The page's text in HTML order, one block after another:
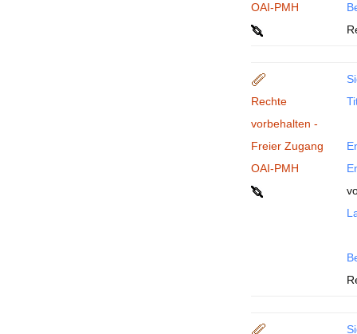
OAI-PMH
Rechte
vorbehalten -
Freier Zugang
OAI-PMH